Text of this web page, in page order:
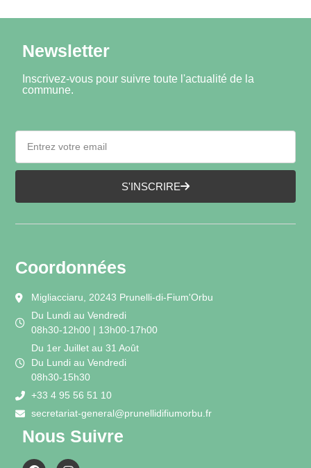
Newsletter
Inscrivez-vous pour suivre toute l'actualité de la
commune.
S'INSCRIRE
Coordonnées
Migliacciaru, 20243 Prunelli-di-Fium'Orbu
Du Lundi au Vendredi
08h30-12h00 | 13h00-17h00
Du 1er Juillet au 31 Août
Du Lundi au Vendredi
08h30-15h30
+33 4 95 56 51 10
secretariat-general@prunellidifiumorbu.fr
Nous Suivre